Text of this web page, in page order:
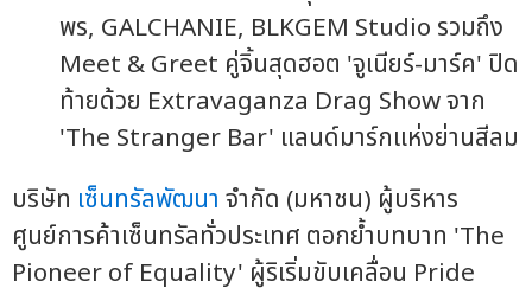
พร, GALCHANIE, BLKGEM Studio รวมถึง
Meet & Greet คู่จิ้นสุดฮอต 'จูเนียร์-มาร์ค' ปิด
ท้ายด้วย Extravaganza Drag Show จาก
'The Stranger Bar' แลนด์มาร์กแห่งย่านสีลม
บริษัท เซ็นทรัลพัฒนา จำกัด (มหาชน) ผู้บริหาร
ศูนย์การค้าเซ็นทรัลทั่วประเทศ ตอกย้ำบทบาท 'The
Pioneer of Equality' ผู้ริเริ่มขับเคลื่อน Pride